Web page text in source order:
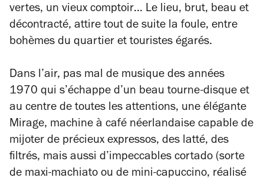
vertes, un vieux comptoir… Le lieu, brut, beau et
décontracté, attire tout de suite la foule, entre
bohèmes du quartier et touristes égarés.
Dans l’air, pas mal de musique des années
1970 qui s’échappe d’un beau tourne-disque et
au centre de toutes les attentions, une élégante
Mirage, machine à café néerlandaise capable de
mijoter de précieux expressos, des latté, des
filtrés, mais aussi d’impeccables cortado (sorte
de maxi-machiato ou de mini-capuccino, réalisé